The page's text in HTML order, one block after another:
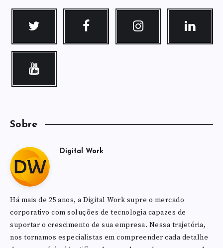
Sobre
Digital Work
Há mais de 25 anos, a Digital Work supre o mercado
corporativo com soluções de tecnologia capazes de
suportar o crescimento de sua empresa. Nessa trajetória,
nos tornamos especialistas em compreender cada detalhe